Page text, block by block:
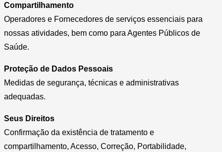
Compartilhamento
Operadores e Fornecedores de serviços essenciais para
nossas atividades, bem como para Agentes Públicos de
Saúde.
Proteção de Dados Pessoais
Medidas de segurança, técnicas e administrativas
adequadas.
Seus Direitos
Confirmação da existência de tratamento e
compartilhamento, Acesso, Correção, Portabilidade,